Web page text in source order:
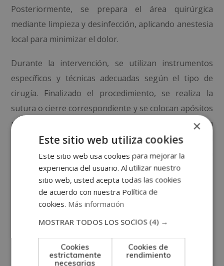
Posteriormente, se prepara el área quirúrgica
mediante limpieza y desinfección, aplicando anestesia
local para minimizar el dolor.
Durante la intervención, se utilizan instrumentos
específicos y técnicas adecuadas según el tipo de
cirugía. Finalizado el procedimiento, se realiza la
sutura o cierre correspondiente y se colocan apósitos
protectores. La participación de el/la enfermero/a en
el control del material, la asistencia técnica y el
acompañamiento a el/la paciente es fundamental en
cada etapa.
Cuidados
posteriores y
seguimiento
×
Este sitio web utiliza cookies
Este sitio web usa cookies para mejorar la
experiencia del usuario. Al utilizar nuestro
sitio web, usted acepta todas las cookies
de acuerdo con nuestra Política de
cookies. Más información
MOSTRAR TODOS LOS SOCIOS (4) →
Cookies
estrictamente
necesarias
Cookies de
rendimiento